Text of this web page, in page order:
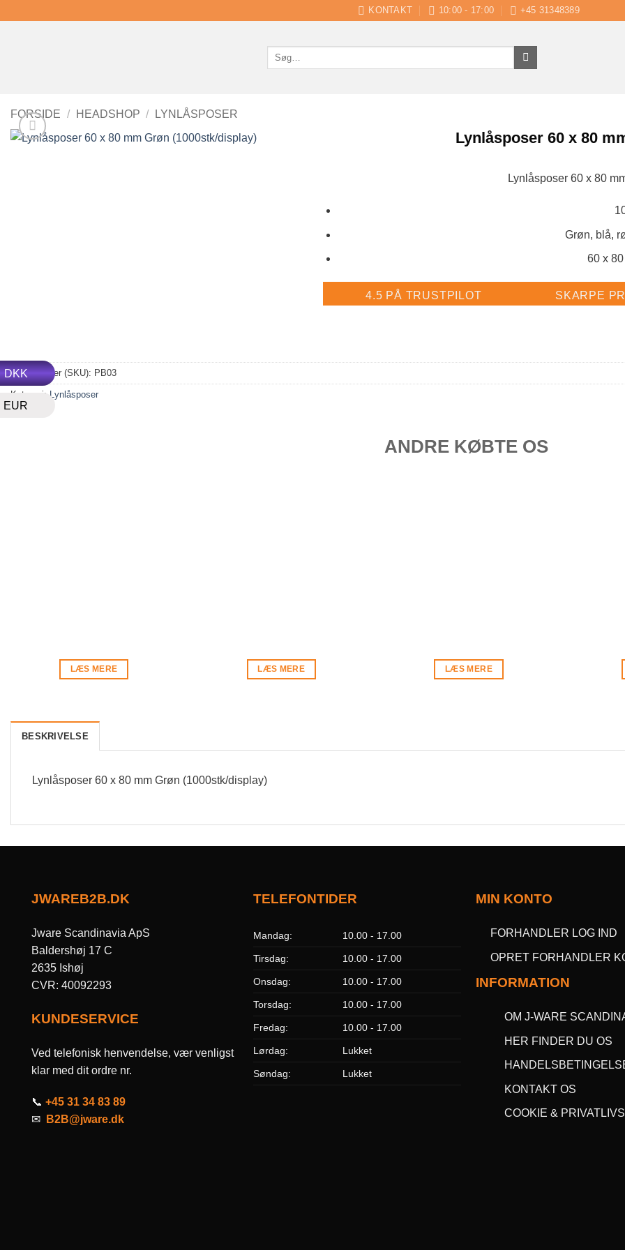
DKK
EUR
KONTAKT 10:00 - 17:00 +45 31348389
Søg
efter:
FORSIDE / HEADSHOP / LYNLÅSPOSER
Lynlåsposer 60 x 80
Lynlåsposer 60 x 80
Grøn, blå,
60 x
4.5 PÅ TRUSTPILOT SKARPE
Varenummer (SKU): PB03
Kategori: Lynlåsposer
ANDRE KØBTE OS
LÆS MERE LÆS MERE LÆS MERE
BESKRIVELSE
Lynlåsposer 60 x 80 mm Grøn (1000stk/display)
JWAREB2B.DK
Jware Scandinavia ApS
Baldershøj 17 C
2635 Ishøj
CVR: 40092293
KUNDESERVICE
Ved telefonisk henvendelse, vær venligst
klar med dit ordre nr.
📞 +45 31 34 83 89
✉
B2B@jware.dk
TELEFONTIDER
Mandag: 10.00 - 17.00
Tirsdag: 10.00 - 17.00
Onsdag: 10.00 - 17.00
Torsdag: 10.00 - 17.00
Fredag: 10.00 - 17.00
Lørdag: Lukket
Søndag: Lukket
MIN KONTO
FORHANDLER LOG IND
OPRET FORHANDLER
INFORMATION
OM J-WARE
HER FINDER DU OS
KONTAKT OS
COOKIE &